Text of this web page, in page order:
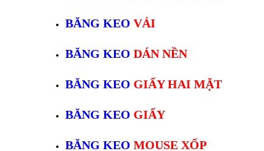
BĂNG KEO VẢI
BĂNG KEO DÁN NỀN
BĂNG KEO GIẤY HAI MẶT
BĂNG KEO GIẤY
BĂNG KEO MOUSE XỐP